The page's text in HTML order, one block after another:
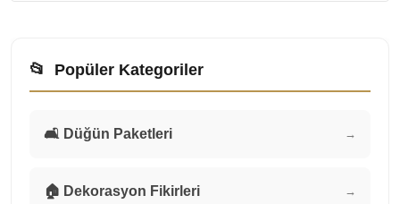
📂 Popüler Kategoriler
🛋️ Düğün Paketleri →
🏠 Dekorasyon Fikirleri →